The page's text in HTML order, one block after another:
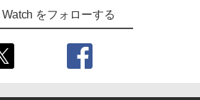
をフォローする